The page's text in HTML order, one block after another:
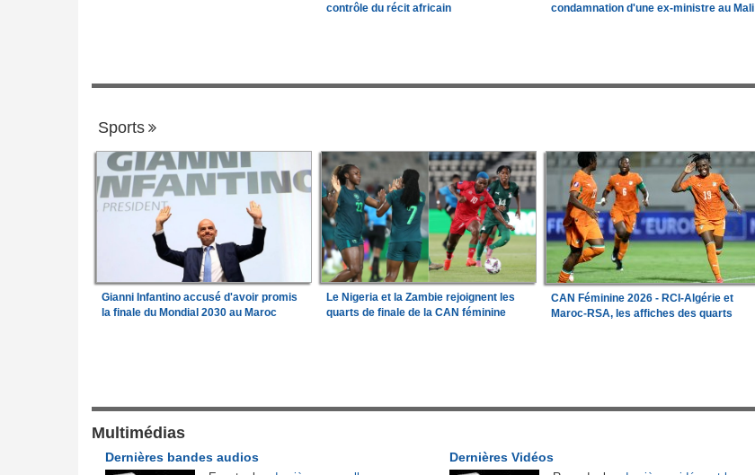
contrôle du récit africain
condamnation d'une ex-ministre au Mali
Sports
Gianni Infantino accusé d'avoir promis
la finale du Mondial 2030 au Maroc
Le Nigeria et la Zambie rejoignent les
quarts de finale de la CAN féminine
CAN Féminine 2026 - RCI-Algérie et
Maroc-RSA, les affiches des quarts
Multimédias
Dernières Vidéos
Dernières bandes audios
en liquidation,
2